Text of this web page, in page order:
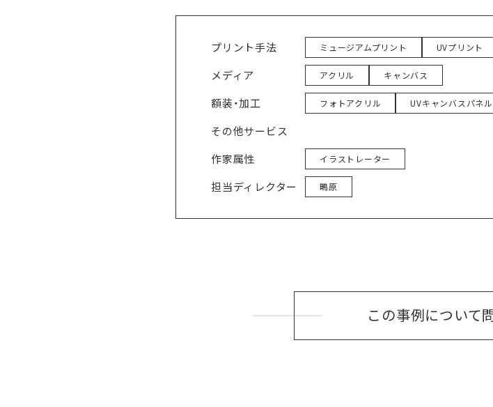
プリント手法 ミュージアムプリント UVプリント
メディア アクリル キャンバス
額装・加工 フォトアクリル UVキャンバスパネル
その他サービス
作家属性
イラストレーター
担当ディレクター 鴫原
この事例について